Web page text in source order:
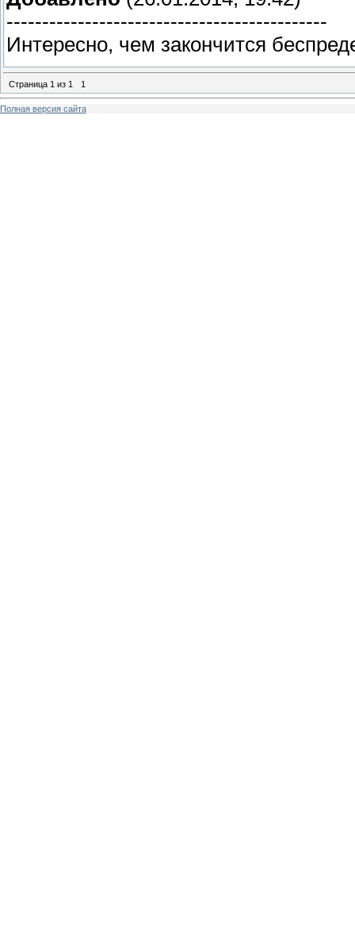
---------------------------------------------
Интересно, чем закончится
Страница 1 из 1 1
Полная версия сайта